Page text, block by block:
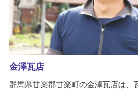
金澤瓦店
群馬県甘楽郡甘楽町の金澤瓦店は、